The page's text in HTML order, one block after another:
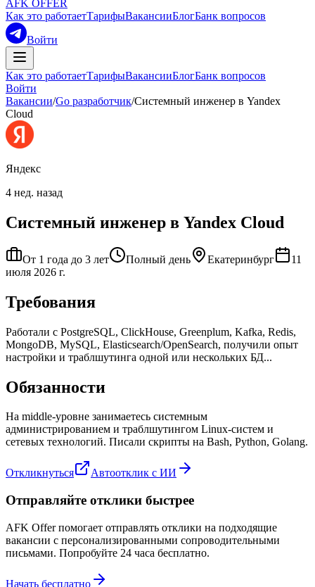
AFK OFFER
Как это работаетТарифыВакансииБлогБанк вопросов
Войти
Как это работаетТарифыВакансииБлогБанк вопросов
Войти
Вакансии/Go разработчик/Системный инженер в Yandex
Cloud
Яндекс
4 нед. назад
Системный инженер в Yandex Cloud
От 1 года до 3 лет Полный день Екатеринбург
11
июля 2026 г.
Требования
Работали с PostgreSQL, ClickHouse, Greenplum, Kafka, Redis,
MongoDB, MySQL, Elasticsearch/OpenSearch, получили опыт
настройки и траблшутинга одной или нескольких БД...
Обязанности
На middle-уровне занимаетесь системным
администрированием и траблшутингом Linux-систем и
сетевых технологий. Писали скрипты на Bash, Python, Golang.
Откликнуться Автоотклик с ИИ
Отправляйте отклики быстрее
AFK Offer помогает отправлять отклики на подходящие
вакансии с персонализированными сопроводительными
письмами. Попробуйте 24 часа бесплатно.
Начать бесплатно